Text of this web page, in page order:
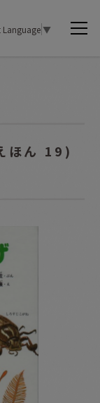
Language▼
ほん 19)